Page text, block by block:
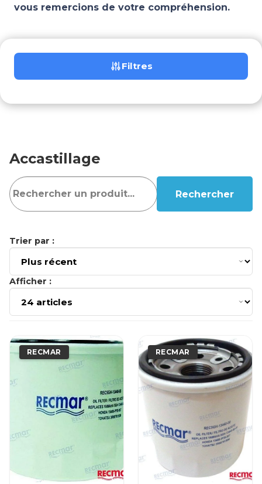
vous remercions de votre compréhension.
Filtres
Accastillage
Rechercher
Trier par :
Afficher :
RECMAR RECMAR